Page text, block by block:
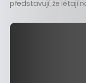
představují, že létají